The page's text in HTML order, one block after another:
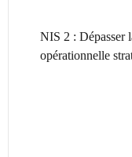
NIS 2 : Dépasser
opérationnelle